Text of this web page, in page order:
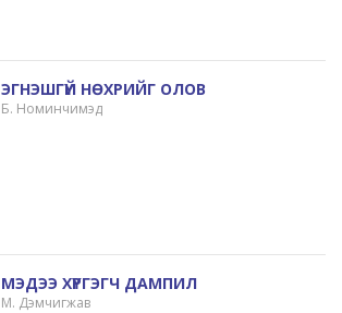
ЭГНЭШГҮЙ НӨХРИЙГ ОЛОВ
Б. Номинчимэд
МЭДЭЭ ХҮРГЭГЧ ДАМПИЛ
М. Дэмчигжав